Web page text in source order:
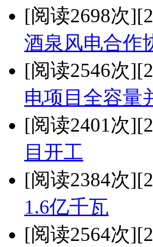
[阅读2698次]
酒泉风电合作
[阅读2546次]
电项目全容量
[阅读2401次]
目开工
[阅读2384次]
1.6亿千瓦
[阅读2564次]